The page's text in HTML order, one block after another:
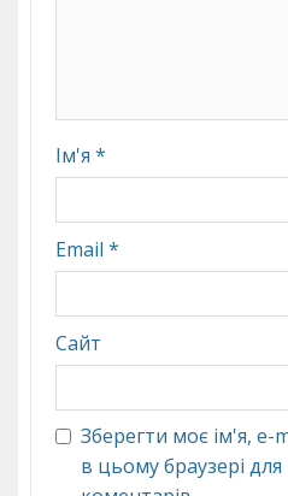
Ім'я *
Email *
Сайт
Зберегти моє ім'я, e-
в цьому браузері